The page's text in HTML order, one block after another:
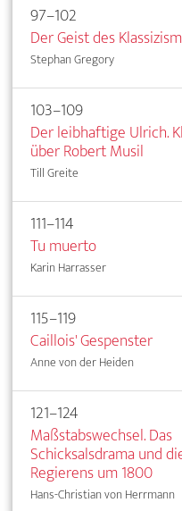
97–102
Der Geist des
Stephan Gregory
103–109
Der leibhaftige Ulrich.
über Robert Musil
Till Greite
111–114
Tu muerto
Karin Harrasser
115–119
Caillois' Gespenster
Anne von der Heiden
121–124
Maßstabswechsel. Das
Schicksalsdrama und
Regierens um 1800
Hans-Christian von Herrmann